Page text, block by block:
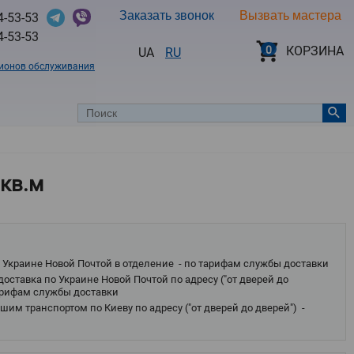
53-53
53-53
обслуживания
Заказать звонок Вызвать мастера
UA RU 0 КОРЗИНА
Украине Новой Почтой в отделение - по тарифам службы доставки
по Украине Новой Почтой по адресу ("от дверей до
службы доставки
транспортом по Киеву по адресу ("от дверей до дверей") -